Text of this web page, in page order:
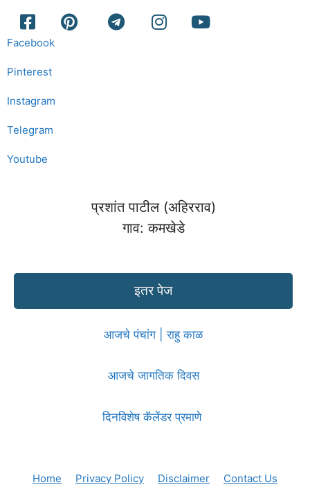
Facebook
Pinterest
Instagram
Telegram
Youtube
प्रशांत पाटील (अहिरराव)
गाव: कमखेडे
इतर पेज
आजचे पंचांग | राहु काळ
आजचे जागतिक दिवस
दिनविशेष कॅलेंडर प्रमाणे
Home Privacy Policy Disclaimer
Contact Us